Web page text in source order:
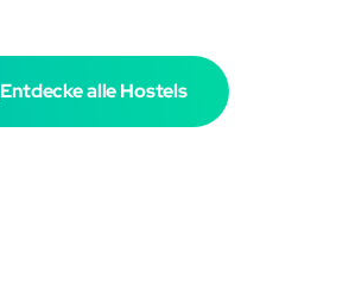
Entdecke alle Hostels